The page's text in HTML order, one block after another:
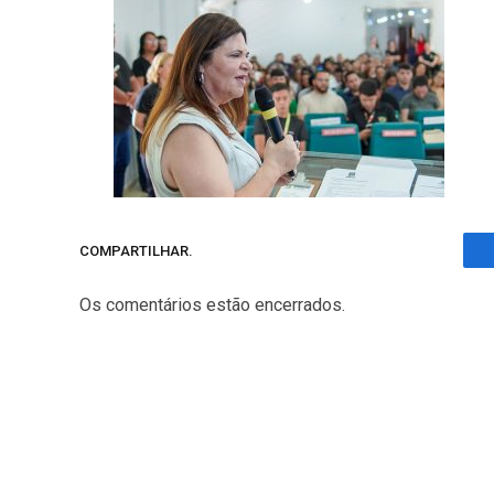
COMPARTILHAR.
Os comentários estão encerrados.